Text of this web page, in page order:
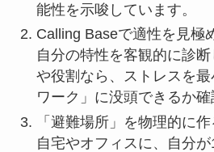
能性を示唆しています。
Calling Baseで適性を見極
自分の特性を客観的に診
や役割なら、ストレスを
ワーク」に没頭できるか確
「避難場所」を物理的に作
自宅やオフィスに、自分